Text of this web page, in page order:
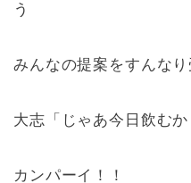
う
みんなの提案をすんな
大志「じゃあ今日飲むか
カンパーイ！！